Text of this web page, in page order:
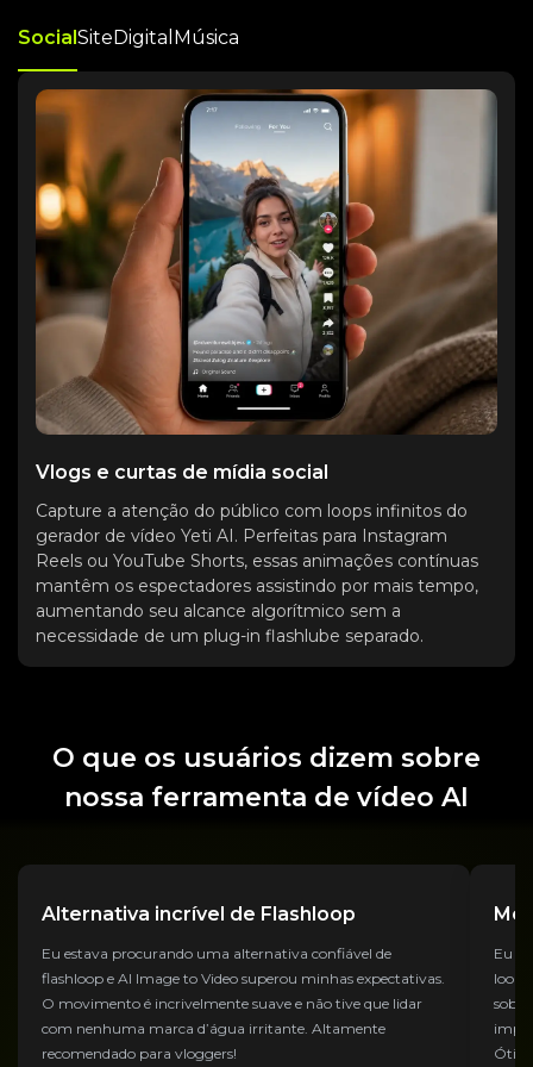
Social Site Digital Música
Vlogs e curtas de mídia social
Capture a atenção do público com loops infinitos do
gerador de vídeo Yeti AI. Perfeitas para Instagram
Reels ou YouTube Shorts, essas animações contínuas
mantêm os espectadores assistindo por mais tempo,
aumentando seu alcance algorítmico sem a
necessidade de um plug-in flashlube separado.
O que os usuários dizem sobre
nossa ferramenta de vídeo AI
Alternativa incrível de Flashloop
Eu estava procurando uma alternativa confiável de
flashloop e AI Image to Video superou minhas expectativas.
O movimento é incrivelmente suave e não tive que lidar
com nenhuma marca d’água irritante. Altamente
recomendado para vloggers!
Eu